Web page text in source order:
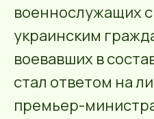
военнослужащих
украинским
воевавших в
стал ответом на
премьер-